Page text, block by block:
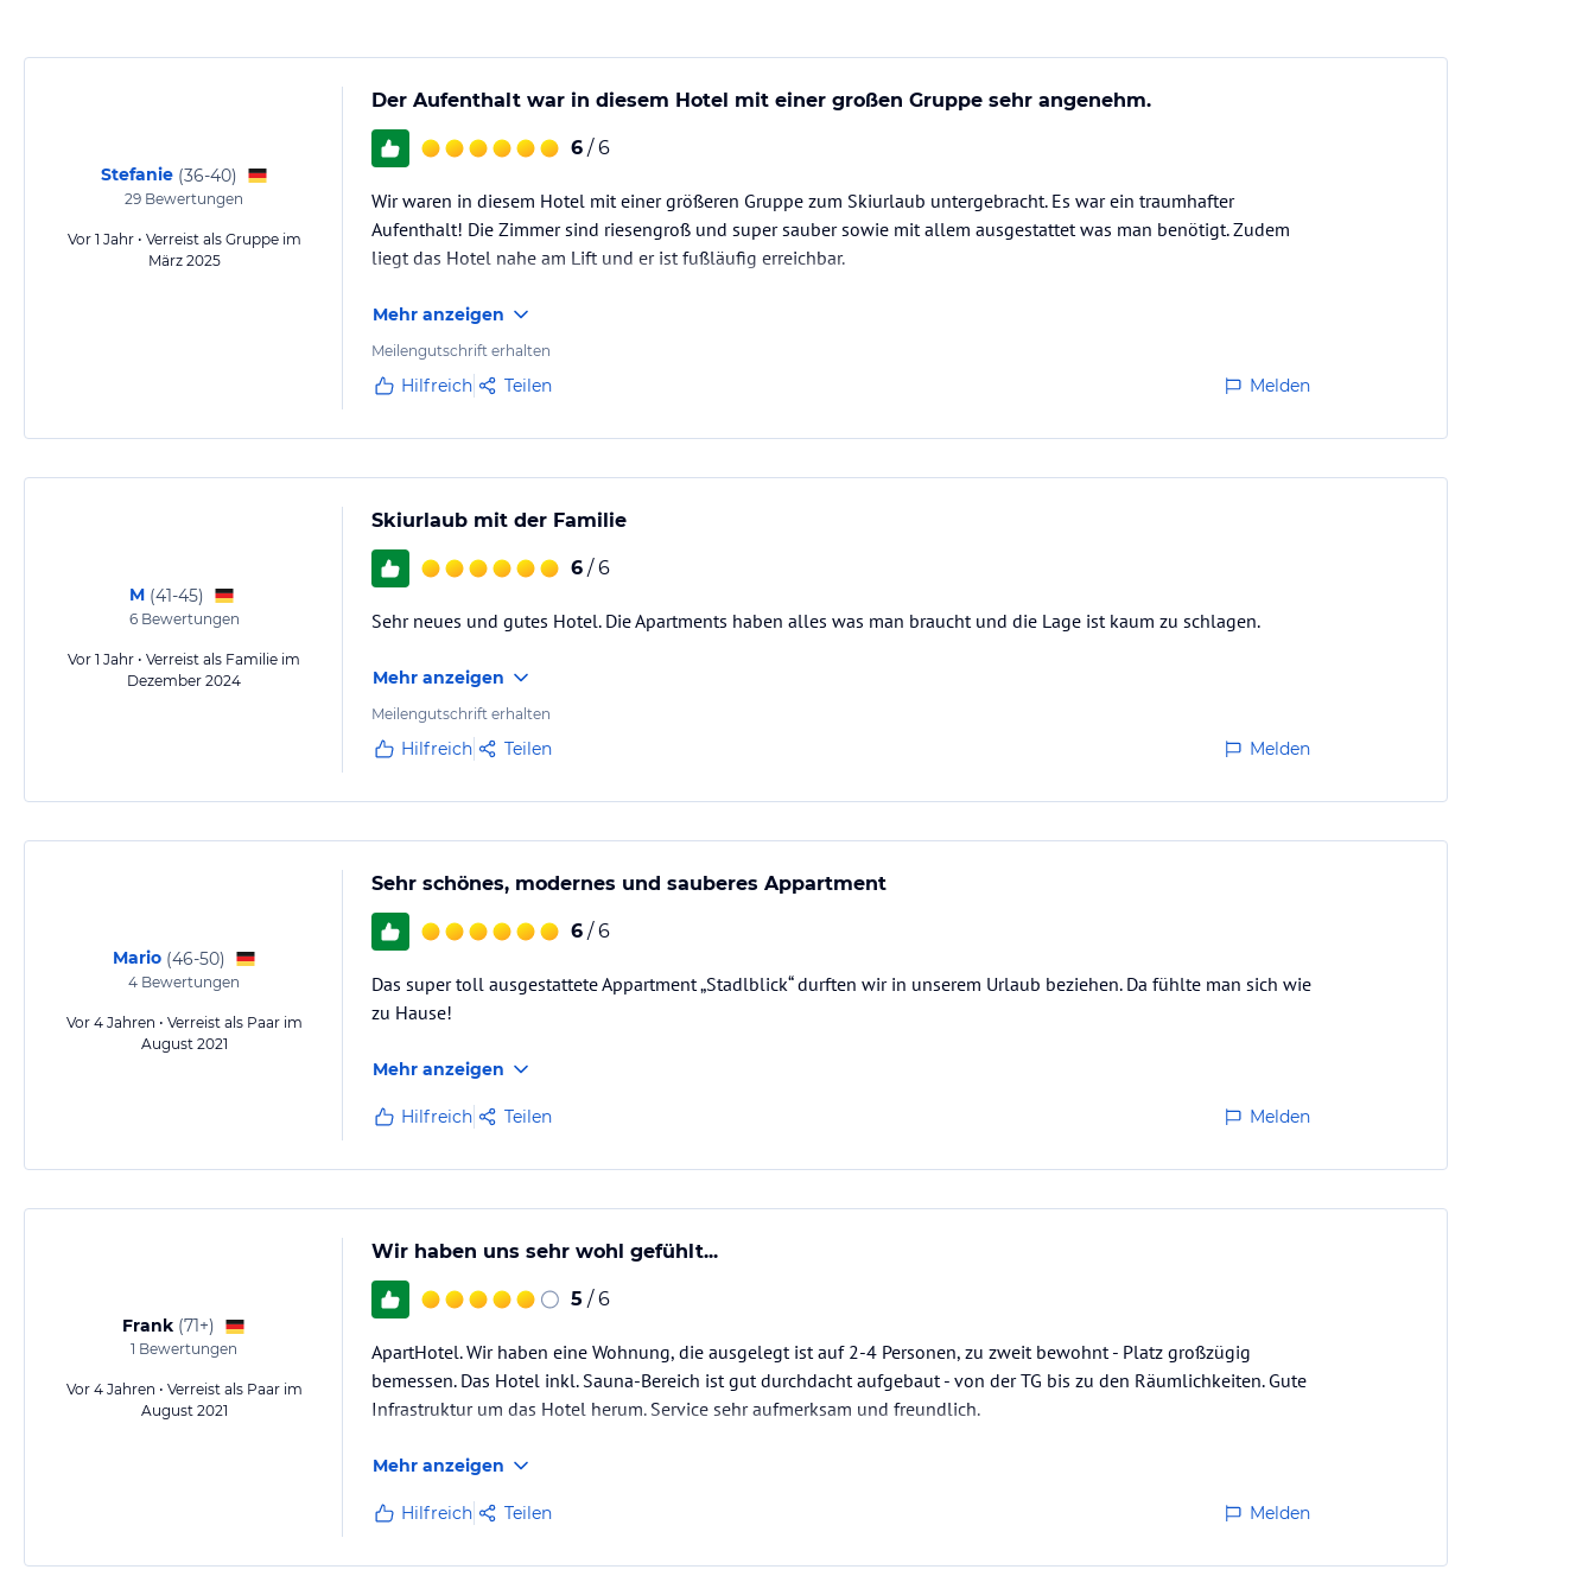
Stefanie (36-40)
29 Bewertungen
Vor 1 Jahr • Verreist als Gruppe im
März 2025
Der Aufenthalt war in diesem Hotel mit einer großen Gruppe sehr angenehm.
6 / 6
Wir waren in diesem Hotel mit einer größeren Gruppe zum Skiurlaub untergebracht. Es war ein traumhafter
Aufenthalt! Die Zimmer sind riesengroß und super sauber sowie mit allem ausgestattet was man benötigt. Zudem
liegt das Hotel nahe am Lift und er ist fußläufig erreichbar.
Mehr anzeigen
Meilengutschrift erhalten
Hilfreich Teilen Melden
M (41-45)
6Bewertungen
Vor 1 Jahr • Verreist als Familie im
Dezember 2024
Skiurlaub mit der Familie
6 / 6
Sehr neues und gutes Hotel. Die Apartments haben alles was man braucht und die Lage ist kaum zu schlagen.
Mehr anzeigen
Meilengutschrift erhalten
Hilfreich Teilen Melden
Mario (46-50)
4 Bewertungen
Vor 4 Jahren • Verreist als Paar im
August 2021
Sehr schönes, modernes und sauberes Appartment
6 / 6
Das super toll ausgestattete Appartment „Stadlblick“ durften wir in unserem Urlaub beziehen. Da fühlte man sich wie
zu Hause!
Mehr anzeigen
Hilfreich Teilen Melden
Frank (71+)
1 Bewertungen
Vor 4 Jahren • Verreist als Paar im
August 2021
Wir haben uns sehr wohl gefühlt...
5 / 6
ApartHotel. Wir haben eine Wohnung, die ausgelegt ist auf 2-4 Personen, zu zweit bewohnt - Platz großzügig
bemessen. Das Hotel inkl. Sauna-Bereich ist gut durchdacht aufgebaut - von der TG bis zu den Räumlichkeiten. Gute
Infrastruktur um das Hotel herum. Service sehr aufmerksam und freundlich.
Mehr anzeigen
Hilfreich Teilen Melden